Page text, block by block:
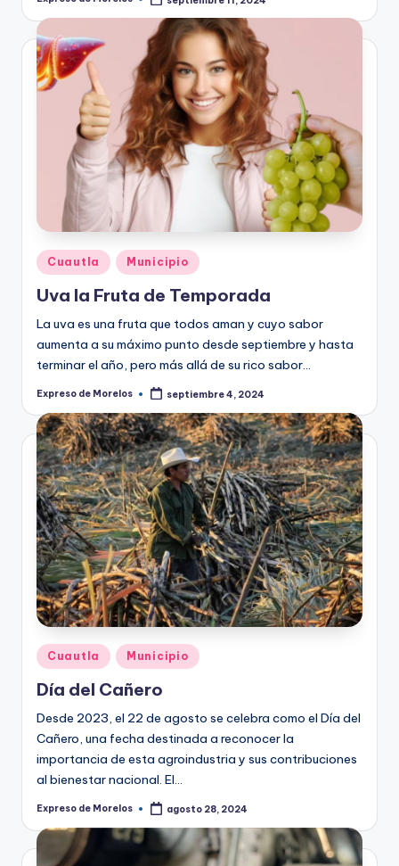
Publicado
Publicado
en
Cuautla Municipio
Uva la Fruta de Temporada
La uva es una fruta que todos aman y cuyo sabor
aumenta a su máximo punto desde septiembre y hasta
terminar el año, pero más allá de su rico sabor…
Publicado
Expreso de Morelos septiembre 4, 2024
Publicado
en
Cuautla Municipio
Día del Cañero
Desde 2023, el 22 de agosto se celebra como el Día del
Cañero, una fecha destinada a reconocer la
importancia de esta agroindustria y sus contribuciones
al bienestar nacional. El…
Publicado
Expreso de Morelos agosto 28, 2024